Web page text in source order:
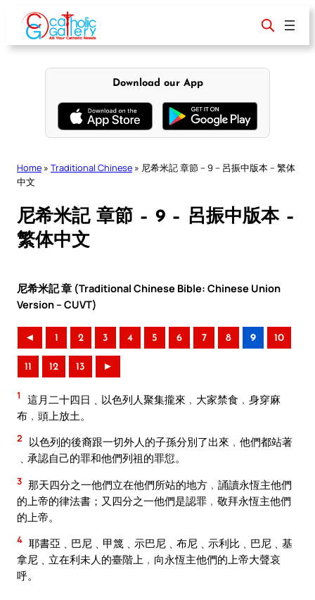
content
Download our App
Home » Traditional Chinese » 尼希米記 章節 – 9 – 呂振中版本 – 繁体
中文
尼希米記 章節 – 9 – 呂振中版本 –
繁体中文
尼希米記 章 (Traditional Chinese Bible: Chinese Union
Version – CUVT)
◄ 1 2 3 4 5 6 7 8 9 10
11 12 13 ►
1
這月二十四日﹑以色列人聚集攏來﹐大家禁食﹐身穿麻
布﹐頭上放土。
2
以色列的後裔跟一切外人的子孫分別了出來﹐他們都站著
﹑承認自己的罪和他們列祖的罪愆。
3 那天四分之一他們立在他們所站的地方﹐誦讀永恆主他們
的上帝的律法書；又四分之一他們是認罪﹐敬拜永恆主他們
的上帝。
4 耶書亞﹑巴尼﹑甲篾﹑示巴尼﹑布尼﹑示利比﹑巴尼﹑基
拿尼﹑立在利未人的臺階上﹐向永恆主他們的上帝大聲哀
呼。